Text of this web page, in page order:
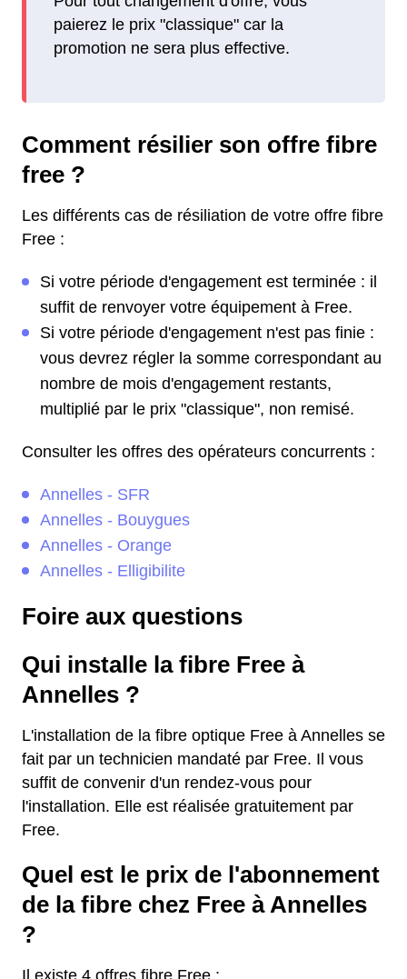
paierez le prix "classique" car la
promotion ne sera plus effective.
Comment résilier son offre fibre
free ?
Les différents cas de résiliation de votre offre fibre
Free :
Si votre période d'engagement est terminée : il
suffit de renvoyer votre équipement à Free.
Si votre période d'engagement n'est pas finie :
vous devrez régler la somme correspondant au
nombre de mois d'engagement restants,
multiplié par le prix "classique", non remisé.
Consulter les offres des opérateurs concurrents :
Annelles - SFR
Annelles - Bouygues
Annelles - Orange
Annelles - Elligibilite
Foire aux questions
Qui installe la fibre Free à
Annelles ?
L'installation de la fibre optique Free à Annelles se
fait par un technicien mandaté par Free. Il vous
suffit de convenir d'un rendez-vous pour
l'installation. Elle est réalisée gratuitement par
Free.
Quel est le prix de l'abonnement
de la fibre chez Free à Annelles
?